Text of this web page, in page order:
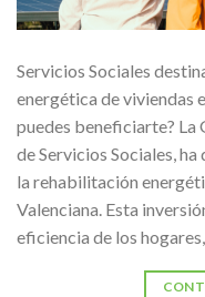
Servicios Sociales
energética de viviendas
puedes beneficiarte? La
de Servicios Sociales,
la rehabilitación
Valenciana. Esta
eficiencia de los